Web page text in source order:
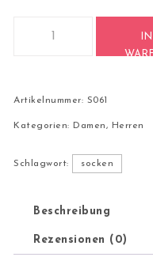
Artikelnummer: S061
Kategorien: Damen, Herren
Schlagwort: socken
Beschreibung
Rezensionen (0)